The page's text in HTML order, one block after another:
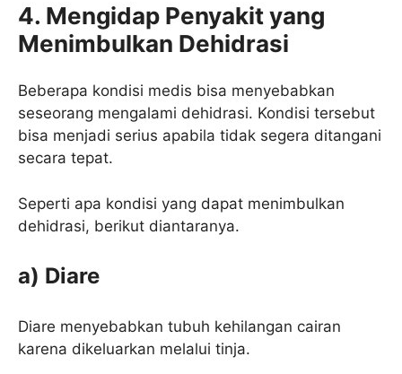
4. Mengidap Penyakit yang
Menimbulkan Dehidrasi
Beberapa kondisi medis bisa menyebabkan
seseorang mengalami dehidrasi. Kondisi tersebut
bisa menjadi serius apabila tidak segera ditangani
secara tepat.
Seperti apa kondisi yang dapat menimbulkan
dehidrasi, berikut diantaranya.
a) Diare
Diare menyebabkan tubuh kehilangan cairan
karena dikeluarkan melalui tinja.